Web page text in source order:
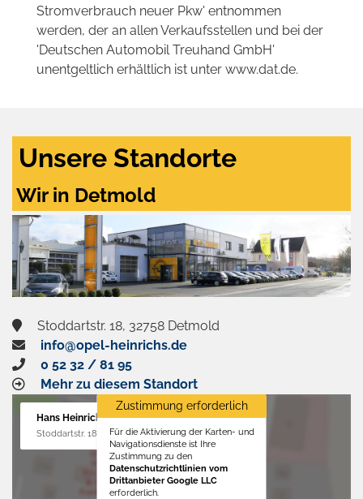
Stromverbrauch neuer Pkw' entnommen
werden, der an allen Verkaufsstellen und bei der
'Deutschen Automobil Treuhand GmbH'
unentgeltlich erhältlich ist unter www.dat.de.
Unsere Standorte
Wir in Detmold
Stoddartstr. 18, 32758 Detmold
info@opel-heinrichs.de
0 52 32 / 81 95
Mehr zu diesem Standort
Hans Heinrichs GmbH
Stoddartstr. 18, 32758 Detmold
Zustimmung erforderlich
Für die Aktivierung der Karten- und
Navigationsdienste ist Ihre
Zustimmung zu den
Datenschutzrichtlinien vom
Drittanbieter Google LLC
erforderlich.